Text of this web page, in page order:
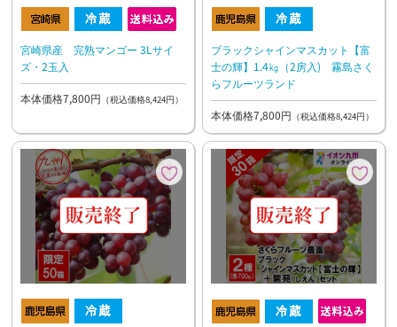
宮崎県産 完熟マンゴー 3Lサイ
ズ・2玉入
本体価格7,800円 （税込価格8,424円）
ブラックシャインマスカット【富
士の輝】1.4㎏（2房入) 霧島さく
らフルーツランド
本体価格7,800円 （税込価格8,424円）